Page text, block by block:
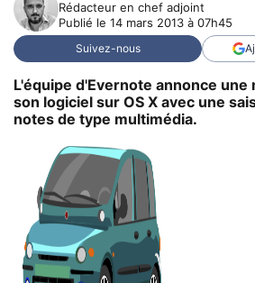
Rédacteur en chef adjoint
Publié le 14 mars 2013 à 07h45
Suivez-nous
L'équipe d'Evernote annonce une
son logiciel sur OS X avec une
notes de type multimédia.